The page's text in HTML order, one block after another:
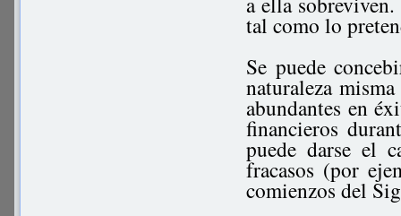
tal como lo
Se puede
naturaleza
abundantes en
financieros
puede darse el
fracasos (por
comienzos del